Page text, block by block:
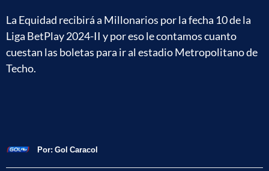
La Equidad recibirá a Millonarios por la fecha 10 de la
Liga BetPlay 2024-II y por eso le contamos cuanto
cuestan las boletas para ir al estadio Metropolitano de
Techo.
Por: Gol Caracol